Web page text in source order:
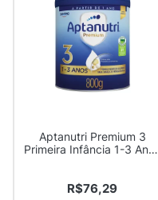
Aptanutri Premium 3
Primeira Infância 1-3 Anos
R$76,29